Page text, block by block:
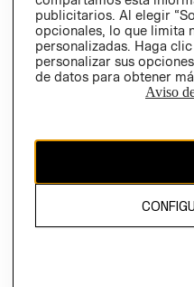
Uruguay ($U)
El contenido de esta página
propiedad de H&M Hennes &
publicitarios. Al elegir
opcionales, lo que limita
personalizadas. Haga
personalizar sus
de datos para obtener
Aviso